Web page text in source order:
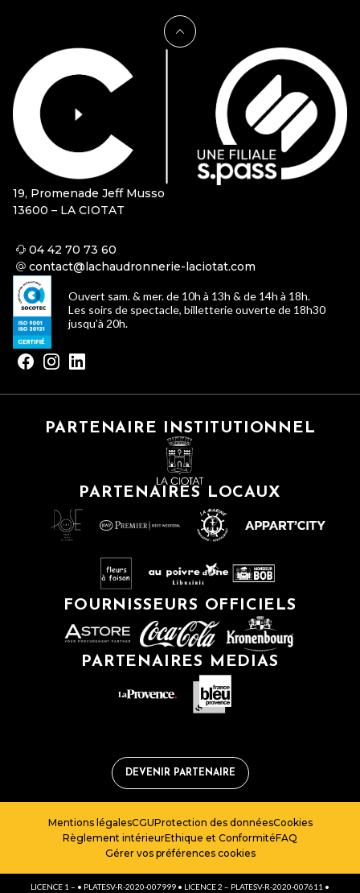
19, Promenade Jeff Musso
13600 – LA CIOTAT
04 42 70 73 60
contact@lachaudronnerie-laciotat.com
Ouvert sam. & mer. de 10h à 13h & de 14h à 18h.
Les soirs de spectacle, billetterie ouverte de 18h30
jusqu’à 20h.
PARTENAIRE INSTITUTIONNEL
PARTENAIRES LOCAUX
FOURNISSEURS OFFICIELS
PARTENAIRES MEDIAS
DEVENIR PARTENAIRE
Mentions légalesCGUProtection des donnéesCookies
Règlement intérieurEthique et ConformitéFAQ
Gérer vos préférences cookies
LICENCE 1 – • PLATESV-R-2020-007999 • LICENCE 2 – PLATESV-R-2020-007611 •